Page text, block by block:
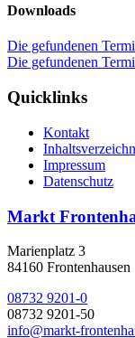
Downloads
Die gefundenen
Die gefundenen
Quicklinks
Kontakt
Impressum
Datenschutz
Markt
Marienplatz 3
84160 Frontenhausen
08732 9201-0
08732 9201-50
info@markt-